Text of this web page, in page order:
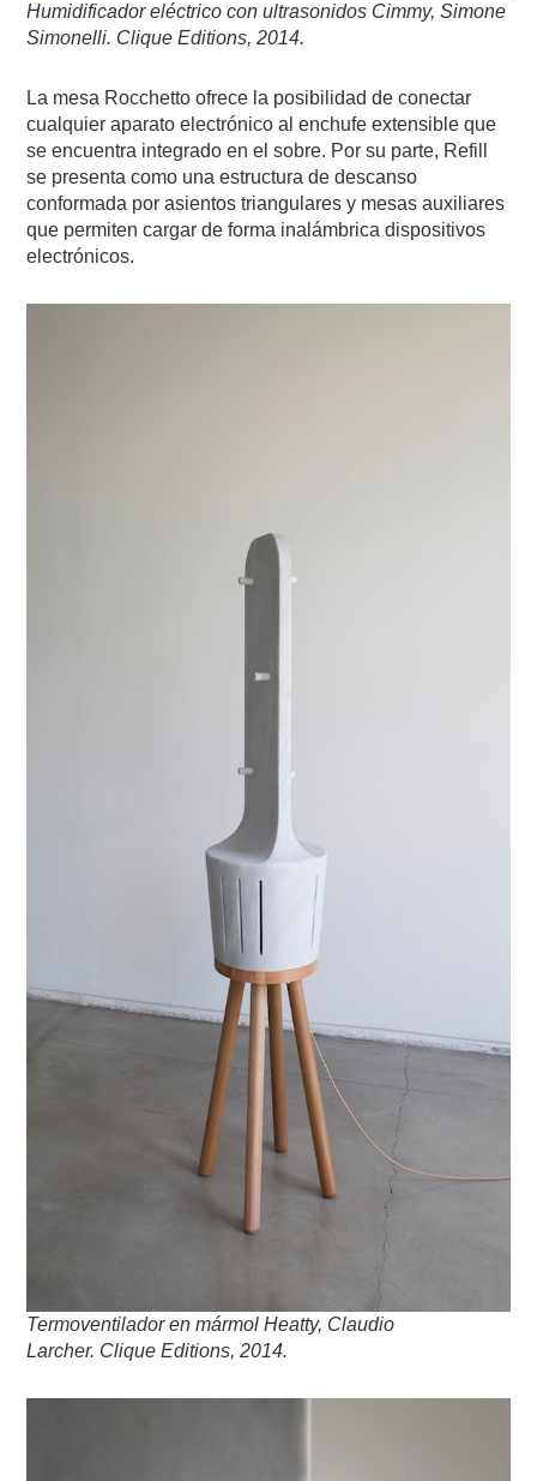
Humidificador eléctrico con ultrasonidos Cimmy, Simone
Simonelli. Clique Editions, 2014.
La mesa Rocchetto ofrece la posibilidad de conectar
cualquier aparato electrónico al enchufe extensible que
se encuentra integrado en el sobre. Por su parte, Refill
se presenta como una estructura de descanso
conformada por asientos triangulares y mesas auxiliares
que permiten cargar de forma inalámbrica dispositivos
electrónicos.
Termoventilador en mármol Heatty, Claudio
Larcher. Clique Editions, 2014.